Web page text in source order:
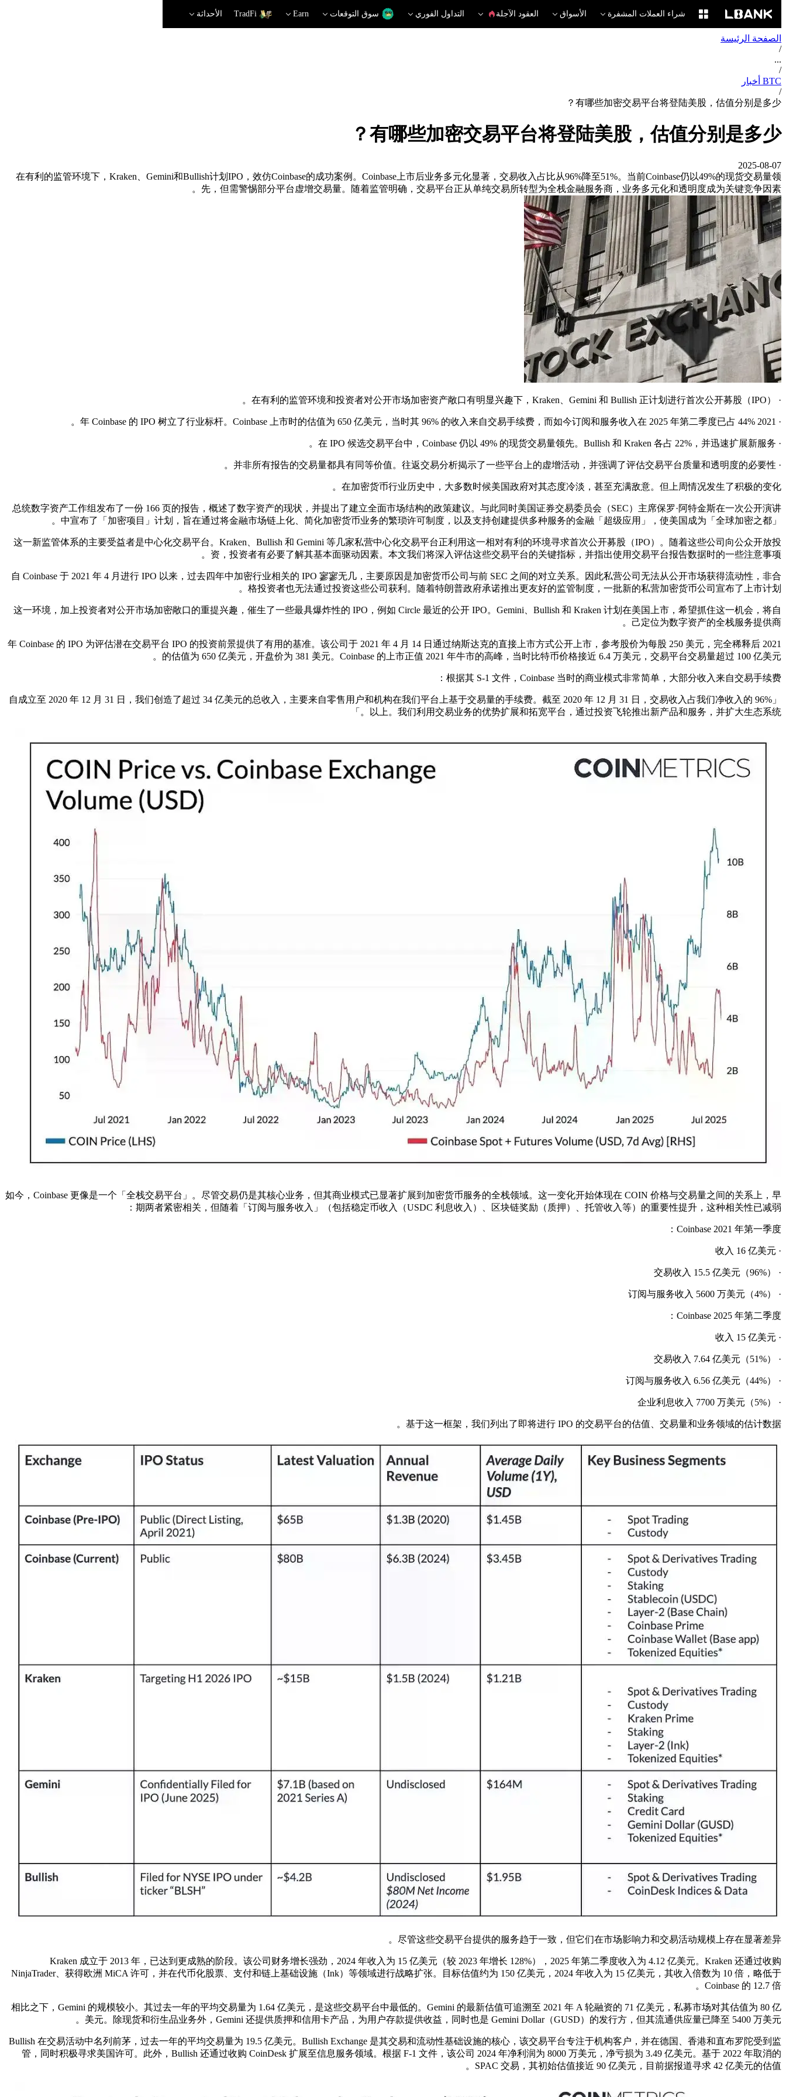
شراء العملات المشفرة الأسواق العقود الآجلة التداول الفوري سوق التوقعات Earn
TradFi الأحداثة
الصفحة الرئيسة
/
...
/
BTC أخبار
/
有哪些加密交易平台将登陆美股，估值分别是多少？
有哪些加密交易平台将登陆美股，估值分别是多少？
2025-08-07
在有利的监管环境下，Kraken、Gemini和Bullish计划IPO，效仿Coinbase的成功案例。Coinbase上市后业务多元化显著，交易收入占比从96%降至51%。当前Coinbase仍以49%的现货交易量领
先，但需警惕部分平台虚增交易量。随着监管明确，交易平台正从单纯交易所转型为全栈金融服务商，业务多元化和透明度成为关键竞争因素。
· 在有利的监管环境和投资者对公开市场加密资产敞口有明显兴趣下，Kraken、Gemini 和 Bullish 正计划进行首次公开募股（IPO）。
· 2021 年 Coinbase 的 IPO 树立了行业标杆。Coinbase 上市时的估值为 650 亿美元，当时其 96% 的收入来自交易手续费，而如今订阅和服务收入在 2025 年第二季度已占 44%。
· 在 IPO 候选交易平台中，Coinbase 仍以 49% 的现货交易量领先。Bullish 和 Kraken 各占 22%，并迅速扩展新服务。
· 并非所有报告的交易量都具有同等价值。往返交易分析揭示了一些平台上的虚增活动，并强调了评估交易平台质量和透明度的必要性。
在加密货币行业历史中，大多数时候美国政府对其态度冷淡，甚至充满敌意。但上周情况发生了积极的变化。
总统数字资产工作组发布了一份 166 页的报告，概述了数字资产的现状，并提出了建立全面市场结构的政策建议。与此同时美国证券交易委员会（SEC）主席保罗·阿特金斯在一次公开演讲
中宣布了「加密项目」计划，旨在通过将金融市场链上化、简化加密货币业务的繁琐许可制度，以及支持创建提供多种服务的金融「超级应用」，使美国成为「全球加密之都」。
这一新监管体系的主要受益者是中心化交易平台。Kraken、Bullish 和 Gemini 等几家私营中心化交易平台正利用这一相对有利的环境寻求首次公开募股（IPO）。随着这些公司向公众开放投
资，投资者有必要了解其基本面驱动因素。本文我们将深入评估这些交易平台的关键指标，并指出使用交易平台报告数据时的一些注意事项。
自 Coinbase 于 2021 年 4 月进行 IPO 以来，过去四年中加密行业相关的 IPO 寥寥无几，主要原因是加密货币公司与前 SEC 之间的对立关系。因此私营公司无法从公开市场获得流动性，非合
格投资者也无法通过投资这些公司获利。随着特朗普政府承诺推出更友好的监管制度，一批新的私营加密货币公司宣布了上市计划。
这一环境，加上投资者对公开市场加密敞口的重提兴趣，催生了一些最具爆炸性的 IPO，例如 Circle 最近的公开 IPO。Gemini、Bullish 和 Kraken 计划在美国上市，希望抓住这一机会，将自
己定位为数字资产的全栈服务提供商。
2021 年 Coinbase 的 IPO 为评估潜在交易平台 IPO 的投资前景提供了有用的基准。该公司于 2021 年 4 月 14 日通过纳斯达克的直接上市方式公开上市，参考股价为每股 250 美元，完全稀释后
的估值为 650 亿美元，开盘价为 381 美元。Coinbase 的上市正值 2021 年牛市的高峰，当时比特币价格接近 6.4 万美元，交易平台交易量超过 100 亿美元。
根据其 S-1 文件，Coinbase 当时的商业模式非常简单，大部分收入来自交易手续费：
「自成立至 2020 年 12 月 31 日，我们创造了超过 34 亿美元的总收入，主要来自零售用户和机构在我们平台上基于交易量的手续费。截至 2020 年 12 月 31 日，交易收入占我们净收入的 96%
以上。我们利用交易业务的优势扩展和拓宽平台，通过投资飞轮推出新产品和服务，并扩大生态系统。」
如今，Coinbase 更像是一个「全栈交易平台」。尽管交易仍是其核心业务，但其商业模式已显著扩展到加密货币服务的全栈领域。这一变化开始体现在 COIN 价格与交易量之间的关系上，早
期两者紧密相关，但随着「订阅与服务收入」（包括稳定币收入（USDC 利息收入）、区块链奖励（质押）、托管收入等）的重要性提升，这种相关性已减弱：
Coinbase 2021 年第一季度：
· 收入 16 亿美元
· 交易收入 15.5 亿美元（96%）
· 订阅与服务收入 5600 万美元（4%）
Coinbase 2025 年第二季度：
· 收入 15 亿美元
· 交易收入 7.64 亿美元（51%）
· 订阅与服务收入 6.56 亿美元（44%）
· 企业利息收入 7700 万美元（5%）
基于这一框架，我们列出了即将进行 IPO 的交易平台的估值、交易量和业务领域的估计数据。
尽管这些交易平台提供的服务趋于一致，但它们在市场影响力和交易活动规模上存在显著差异。
Kraken 成立于 2013 年，已达到更成熟的阶段。该公司财务增长强劲，2024 年收入为 15 亿美元（较 2023 年增长 128%），2025 年第二季度收入为 4.12 亿美元。Kraken 还通过收购
NinjaTrader、获得欧洲 MiCA 许可，并在代币化股票、支付和链上基础设施（Ink）等领域进行战略扩张。目标估值约为 150 亿美元，2024 年收入为 15 亿美元，其收入倍数为 10 倍，略低于
Coinbase 的 12.7 倍。
相比之下，Gemini 的规模较小。其过去一年的平均交易量为 1.64 亿美元，是这些交易平台中最低的。Gemini 的最新估值可追溯至 2021 年 A 轮融资的 71 亿美元，私募市场对其估值为 80 亿
美元。除现货和衍生品业务外，Gemini 还提供质押和信用卡产品，为用户存款提供收益，同时也是 Gemini Dollar（GUSD）的发行方，但其流通供应量已降至 5400 万美元。
Bullish 在交易活动中名列前茅，过去一年的平均交易量为 19.5 亿美元。Bullish Exchange 是其交易和流动性基础设施的核心，该交易平台专注于机构客户，并在德国、香港和直布罗陀受到监
管，同时积极寻求美国许可。此外，Bullish 还通过收购 CoinDesk 扩展至信息服务领域。根据 F-1 文件，该公司 2024 年净利润为 8000 万美元，净亏损为 3.49 亿美元。基于 2022 年取消的
SPAC 交易，其初始估值接近 90 亿美元，目前据报道寻求 42 亿美元的估值。